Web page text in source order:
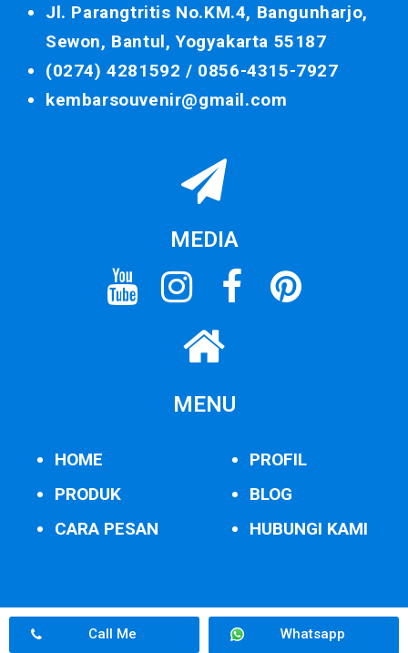
Jl. Parangtritis No.KM.4, Bangunharjo,
Sewon, Bantul, Yogyakarta 55187
(0274) 4281592 / 0856-4315-7927
kembarsouvenir@gmail.com
MEDIA
MENU
HOME
PRODUK
CARA PESAN
PROFIL
BLOG
HUBUNGI KAMI
Call Me Whatsapp